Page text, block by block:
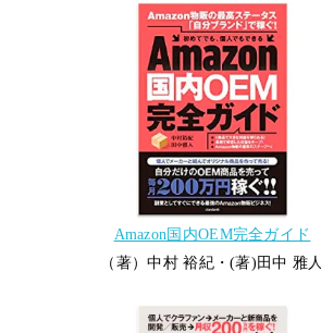
Amazon国内OEM完全ガイド
（著）中村 裕紀・(著)田中 雅人